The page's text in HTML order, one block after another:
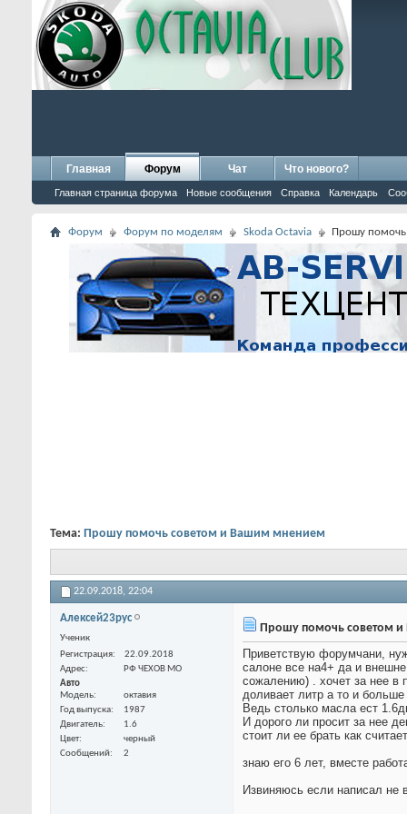
Главная Форум
Главная страница форума Новые сообщения Справка Календарь
Чат Что нового?
Форум Форум по моделям Skoda Octavia Прошу
Тема: Прошу помочь советом и Вашим мнением
22.09.2018, 22:04
Алексей23рус
Ученик
Регистрация
22.09.2018
Адрес
РФ ЧЕХОВ МО
Авто
Модель
октавия
Год выпуска
1987
Двигатель
1.6
Цвет
черный
Сообщений
2
Прошу помочь советом
Приветствую форумчани,
салоне все на4+ да и
сожалению) . хочет за нее в
доливает литр а то и
Ведь столько масла ест
И дорого ли просит за нее
стоит ли ее брать как
знаю его 6 лет, вместе
Извиняюсь если написал не